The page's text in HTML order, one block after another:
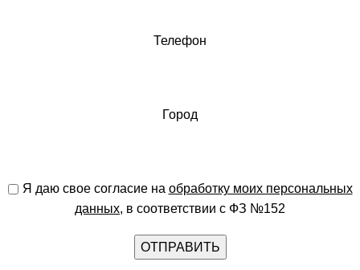
Телефон
Город
Я даю свое согласие на обработку моих персональных
данных, в соответствии с ФЗ №152